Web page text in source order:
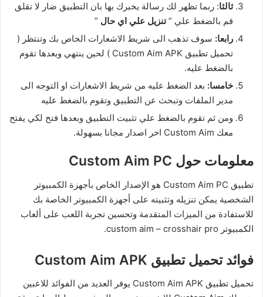
ثالثا: ربما تظهر لك رسالة يخبرك بها بان التطبيق ضار لا تقلق
قم بالضغط علي ”تنزيل علي اي حال ”
رابعا: سوف تذهب الى شريط الاشعارات الخاص بك وتنتظر (
تحميل تطبيق Custom Aim APK ) لحين ينتهي وبعدها تقوم
بالضغط عليه.
خامسا: بعد الضغط عليه من شريط الاشعارات او التوجه الى
مدير الملفات وتبحث عن التطبيق وتقوم بالضغط عليه
ومن ثم تقوم بالضغط علي تثبيت التطبيق وبعدها فتح لكي يفتح
معك Custom Aim اخر اصدار مجانا بسهولة.
معلومات حول Custom Aim PC
تطبيق Custom Aim PC هو الإصدار الخاص بأجهزة الكمبيوتر
الشخصية يمكن تنزيله وتثبيته على أجهزة الكمبيوتر الخاصة بك
للاستفادة من الميزات المتقدمة وتحسين تجربة اللعب على ألعاب
الكمبيوتر custom aim – crosshair pro.
فوائد تحميل تطبيق Custom Aim APK
تحميل تطبيق Custom Aim APK يوفر العديد من الفوائد للاعبين